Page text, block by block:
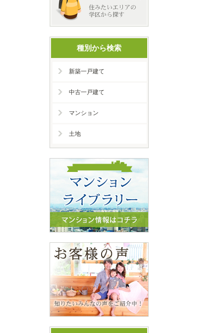
種別から検索
新築一戸建て
中古一戸建て
マンション
土地